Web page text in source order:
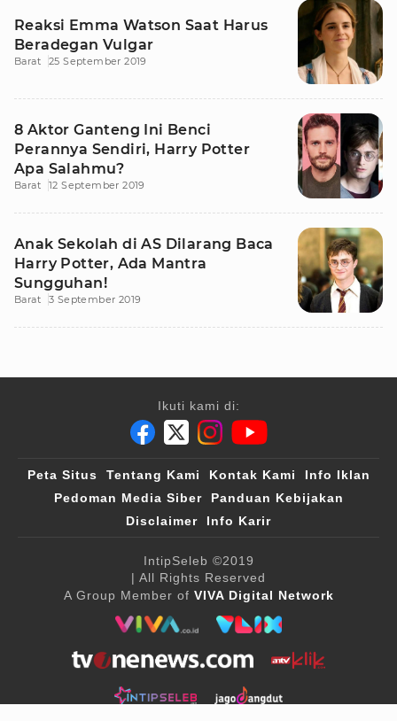
Reaksi Emma Watson Saat Harus
Beradegan Vulgar
Barat 25 September 2019
8 Aktor Ganteng Ini Benci
Perannya Sendiri, Harry Potter
Apa Salahmu?
Barat 12 September 2019
Anak Sekolah di AS Dilarang Baca
Harry Potter, Ada Mantra
Sungguhan!
Barat 3 September 2019
Ikuti kami di:
Peta Situs Tentang Kami Kontak Kami
Info Iklan
Pedoman Media Siber
Panduan Kebijakan
Disclaimer
Info Karir
IntipSeleb ©2019
| All Rights Reserved
A Group Member of VIVA Digital Network